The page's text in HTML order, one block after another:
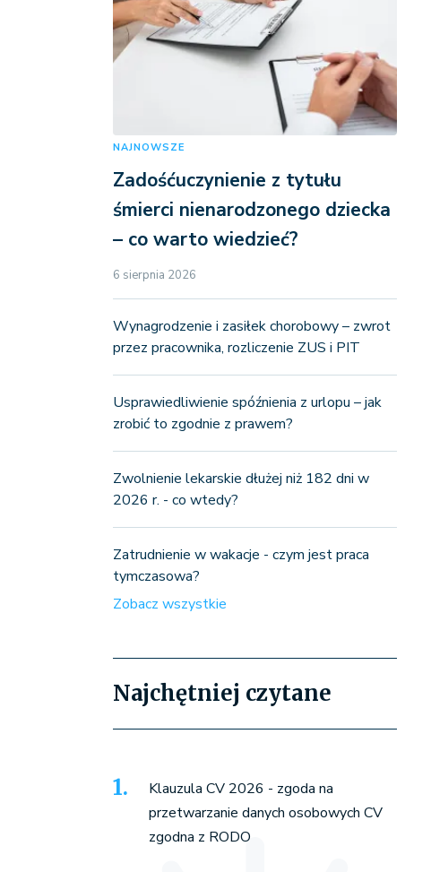
NAJNOWSZE
Zadośćuczynienie z tytułu
śmierci nienarodzonego dziecka
– co warto wiedzieć?
6 sierpnia 2026
Wynagrodzenie i zasiłek chorobowy – zwrot
przez pracownika, rozliczenie ZUS i PIT
Usprawiedliwienie spóźnienia z urlopu – jak
zrobić to zgodnie z prawem?
Zwolnienie lekarskie dłużej niż 182 dni w
2026 r. - co wtedy?
Zatrudnienie w wakacje - czym jest praca
tymczasowa?
Zobacz wszystkie
Najchętniej czytane
Klauzula CV 2026 - zgoda na
przetwarzanie danych osobowych CV
zgodna z RODO